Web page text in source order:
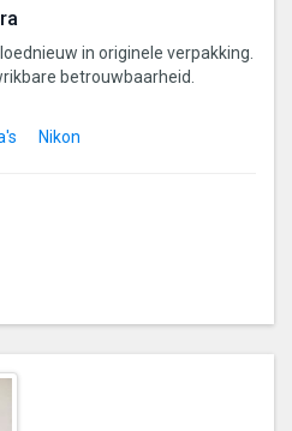
in originele verpakking.
betrouwbaarheid.
Nikon